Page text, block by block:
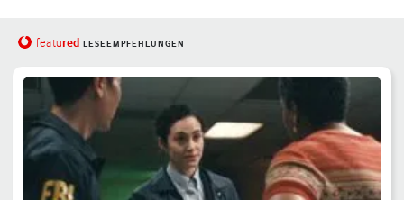
featured LESEEMPFEHLUNGEN